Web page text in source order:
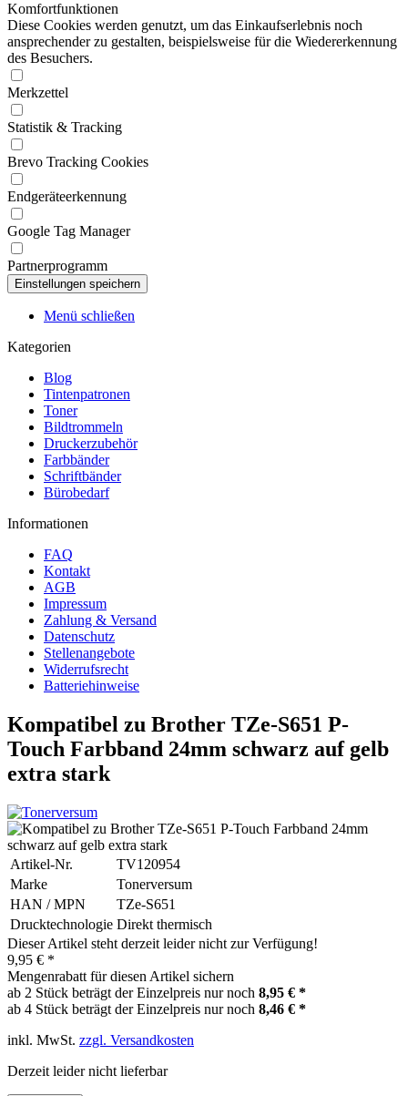
Komfortfunktionen
Diese Cookies werden genutzt, um das Einkaufserlebnis noch
ansprechender zu gestalten, beispielsweise für die Wiedererkennung
des Besuchers.
Merkzettel
Statistik & Tracking
Brevo Tracking Cookies
Endgeräteerkennung
Google Tag Manager
Partnerprogramm
Menü schließen
Kategorien
Blog
Tintenpatronen
Toner
Bildtrommeln
Druckerzubehör
Farbbänder
Schriftbänder
Bürobedarf
Informationen
FAQ
Kontakt
AGB
Impressum
Zahlung & Versand
Datenschutz
Stellenangebote
Widerrufsrecht
Batteriehinweise
Kompatibel zu Brother TZe-S651 P-
Touch Farbband 24mm schwarz auf gelb
extra stark
Artikel-Nr.
TV120954
Marke
Tonerversum
HAN / MPN
TZe-S651
Drucktechnologie Direkt thermisch
Dieser Artikel steht derzeit leider nicht zur Verfügung!
9,95 € *
Mengenrabatt für diesen Artikel sichern
ab 2 Stück beträgt der Einzelpreis nur noch 8,95 € *
ab 4 Stück beträgt der Einzelpreis nur noch 8,46 € *
inkl. MwSt. zzgl. Versandkosten
Derzeit leider nicht lieferbar